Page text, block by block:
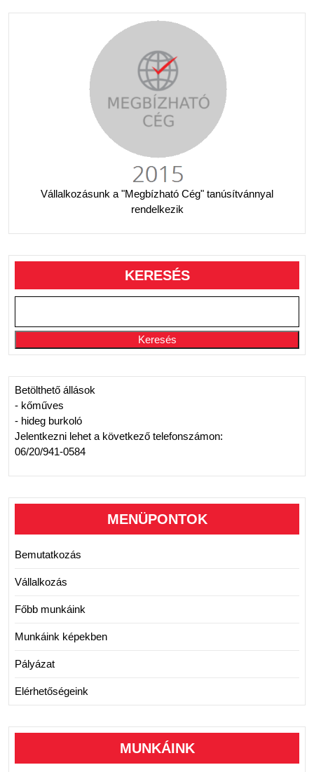
Vállalkozásunk a "Megbízható Cég" tanúsítvánnyal
rendelkezik
KERESÉS
Keresés
Betölthető állások
- kőműves
- hideg burkoló
Jelentkezni lehet a következő telefonszámon:
06/20/941-0584
MENÜPONTOK
Bemutatkozás
Vállalkozás
Főbb munkáink
Munkáink képekben
Pályázat
Elérhetőségeink
MUNKÁINK